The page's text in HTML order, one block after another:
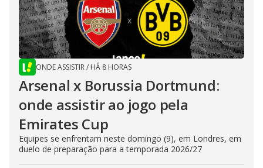
ONDE ASSISTIR/ HÁ 8 HORAS
Arsenal x Borussia Dortmund:
onde assistir ao jogo pela
Emirates Cup
Equipes se enfrentam neste domingo (9), em Londres, em
duelo de preparação para a temporada 2026/27